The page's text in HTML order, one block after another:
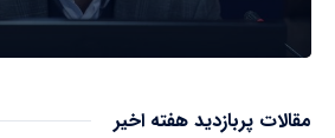
مقالات پربازدید هفته اخیر